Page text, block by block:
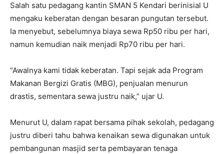
Salah satu pedagang kantin SMAN 5 Kendari berinisial U
mengaku keberatan dengan besaran pungutan tersebut.
Ia menyebut, sebelumnya biaya sewa Rp50 ribu per hari,
namun kemudian naik menjadi Rp70 ribu per hari.
“Awalnya kami tidak keberatan. Tapi sejak ada Program
Makanan Bergizi Gratis (MBG), penjualan menurun
drastis, sementara sewa justru naik,” ujar U.
Menurut U, dalam rapat bersama pihak sekolah, pedagang
justru diberi tahu bahwa kenaikan sewa digunakan untuk
pembangunan masjid serta pembayaran tenaga